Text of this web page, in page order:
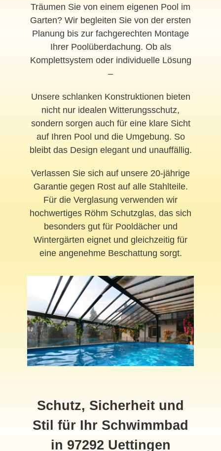
Träumen Sie von einem eigenen Pool im
Garten? Wir begleiten Sie von der ersten
Planung bis zur fachgerechten Montage
Ihrer Poolüberdachung. Ob als
Komplettsystem oder individuelle Lösung
–
Unsere schlanken Konstruktionen bieten
nicht nur idealen Witterungsschutz,
sondern sorgen auch für eine klare Sicht
auf Ihren Pool und die Umgebung. So
bleibt das Design elegant und unauffällig.
Verlassen Sie sich auf unsere 20-jährige
Garantie gegen Rost auf alle Stahlteile.
Für die Verglasung verwenden wir
hochwertiges Röhm Schutzglas, das sich
besonders gut für Pooldächer und
Wintergärten eignet und gleichzeitig für
eine angenehme Beschattung sorgt.
Schutz, Sicherheit und
Stil für Ihr Schwimmbad
in 97292 Uettingen